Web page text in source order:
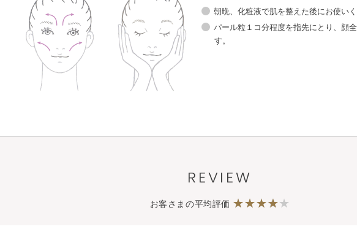
朝晩、化粧液で肌を整えた後にお使いく
パール粒１コ分程度を指先にとり、顔
す。
メイク落とし 洗顔料
化粧水
モ
REVIEW
お客さまの平均評価